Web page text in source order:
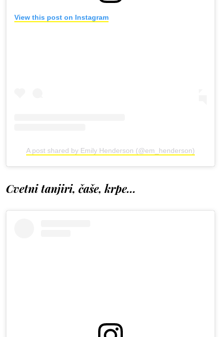
View this post on Instagram
A post shared by Emily Henderson (@em_henderson)
Cvetni tanjiri, čaše, krpe…